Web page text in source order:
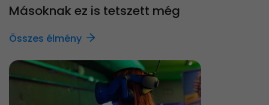
Másoknak ez is tetszett még
Összes élmény